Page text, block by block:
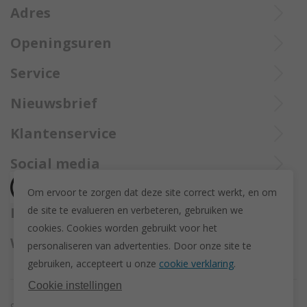
opgestuurd met Bpost.
Adres
Ieperstraat 3
057 33 34 61
info@juwelennevejan.be
Openingsuren
Di tot Zat : 10u tot 12u en 13u30 tot 18u
Service
Bel Trollbeadsonlineservice op
+32 057 33 34 61
of bereik ons viamail
Nieuwsbrief
Alles over nieuwe Trollbeadsproducten en acties te weten
(Max. 2 e-mails per maand.)
Klantenservice
Over ons
Herroeping
Retourneren en ruilen
Privacy policy
Algemene voorwaarden
Disclaimer
Actievoorwaarden - Trollbeads GWP Paashanger
Social media
Betaalmethodes
Wij versturen met
Om ervoor te zorgen dat deze site correct werkt, en om
de site te evalueren en verbeteren, gebruiken we
cookies. Cookies worden gebruikt voor het
personaliseren van advertenties. Door onze site te
gebruiken, accepteert u onze cookie verklaring.
Cookie instellingen